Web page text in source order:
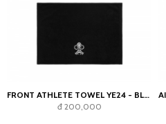
FRONT ATHLETE TOWEL YE24 - BLACK
đ 200,000